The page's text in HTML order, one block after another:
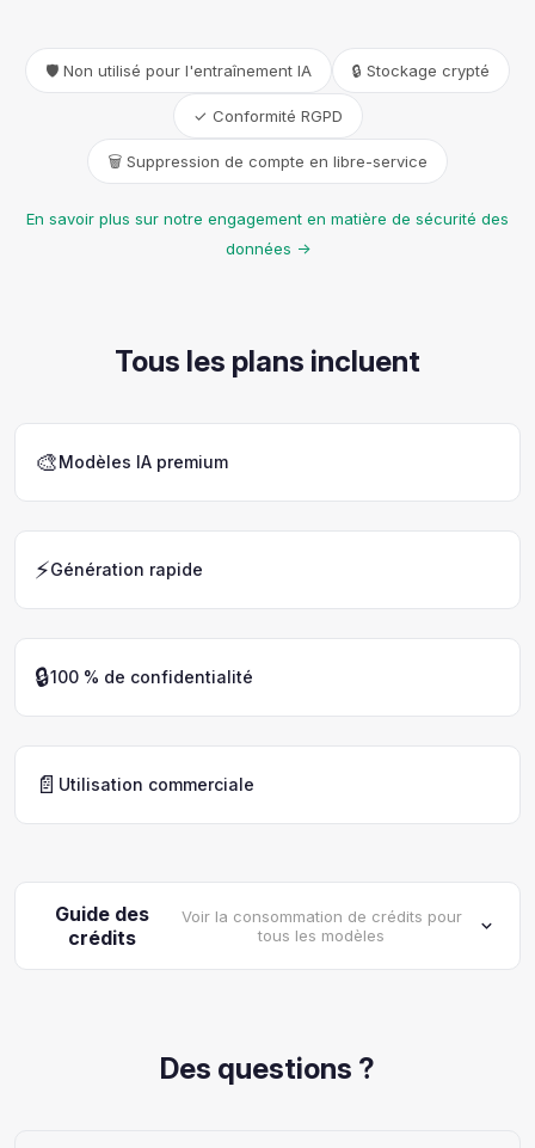
🛡️ Non utilisé pour l'entraînement IA 🔒 Stockage crypté
✓ Conformité RGPD
🗑️ Suppression de compte en libre-service
En savoir plus sur notre engagement en matière de sécurité des
données →
Tous les plans incluent
🎨Modèles IA premium
⚡Génération rapide
🔒100 % de confidentialité
📄 Utilisation commerciale
Guide des
crédits
Voir la consommation de crédits pour
tous les modèles
Des questions ?